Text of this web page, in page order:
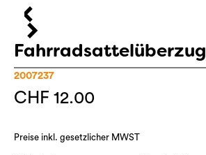
Fahrradsattelüberzug
2007237
CHF 12.00
Preise inkl. gesetzlicher MWST